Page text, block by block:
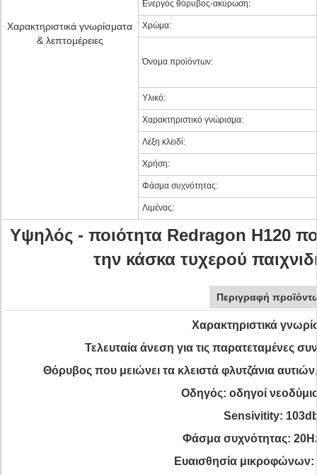
Χαρακτηριστικά γνωρίσματα
& λεπτομέρειες
Ενεργός θόρυβος-ακύρωση:
Χρώμα:
Όνομα προϊόντων:
Υλικό:
Χαρακτηριστικό γνώρισμα:
Λέξη κλειδί:
Χρήση:
Φάσμα συχνότητας:
Λιμένας:
Υψηλός - ποιότητα Redragon H120
την κάσκα τυχερού
Περιγραφή
Χαρακτηριστικά
Τελευταία άνεση για τις παρατεταμένες
Θόρυβος που μειώνει τα κλειστά φλυτζάνια
Οδηγός: οδηγοί
Sensivitity:
Φάσμα συχνότητας:
Ευαισθησία μικροφώνων: